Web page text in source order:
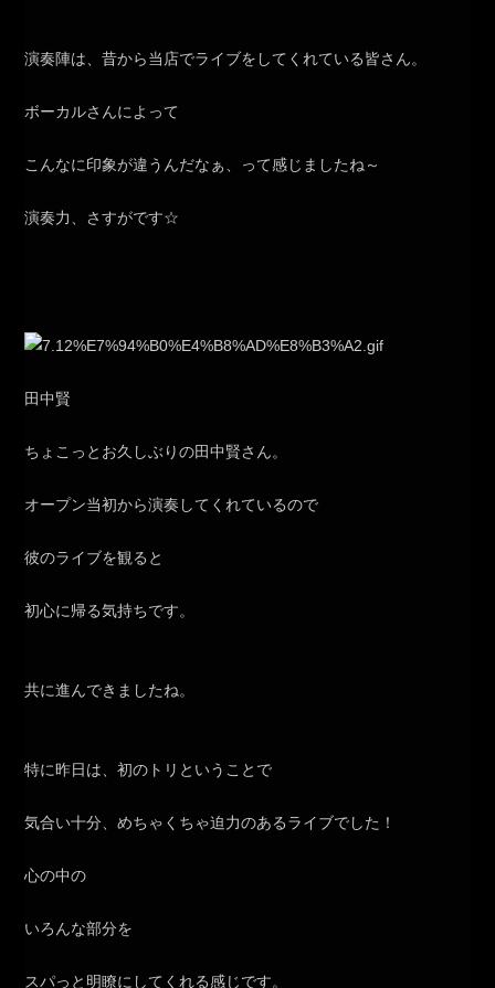
演奏陣は、昔から当店でライブをしてくれている皆さん。
ボーカルさんによって
こんなに印象が違うんだなぁ、って感じましたね～
演奏力、さすがです☆
田中賢
ちょこっとお久しぶりの田中賢さん。
オープン当初から演奏してくれているので
彼のライブを観ると
初心に帰る気持ちです。
共に進んできましたね。
特に昨日は、初のトリということで
気合い十分、めちゃくちゃ迫力のあるライブでした！
心の中の
いろんな部分を
スパっと明瞭にしてくれる感じです。